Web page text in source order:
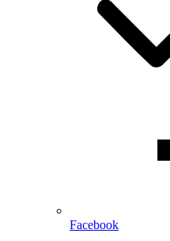
Facebook